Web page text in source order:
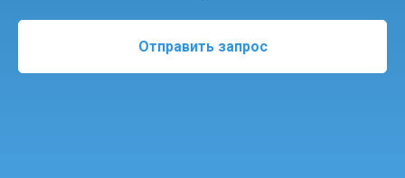
Отправить запрос